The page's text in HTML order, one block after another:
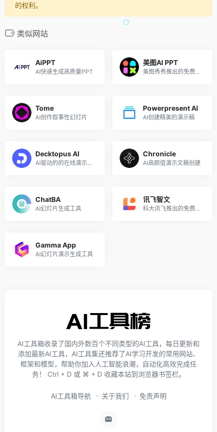
的权利。
类似网站
AiPPT
AI快速生成高质量PPT
美图AI PPT
美图秀秀推出的免费在线AI生成PPT设计工具
Tome
AI创作叙事性幻灯片
Powerpresent AI
AI创建精美的演示稿
Decktopus AI
AI驱动的的在线演示文稿生成器
Chronicle
AI高颜值演示文稿创建
ChatBA
AI幻灯片生成工具
讯飞智文
科大讯飞推出的免费AI PPT生成工具
Gamma App
AI幻灯片演示生成工具
AI工具箱收录了国内外数百个不同类型的AI工具，每日更新和
添加最新AI工具，AI工具集还推荐了AI学习开发的常用网站、
框架和模型，帮助你加入人工智能浪潮，自动化高效完成任
务！ Ctrl + D 或 ⌘ + D 收藏本站到浏览器书签栏。
AI工具箱导航 关于我们 免责声明